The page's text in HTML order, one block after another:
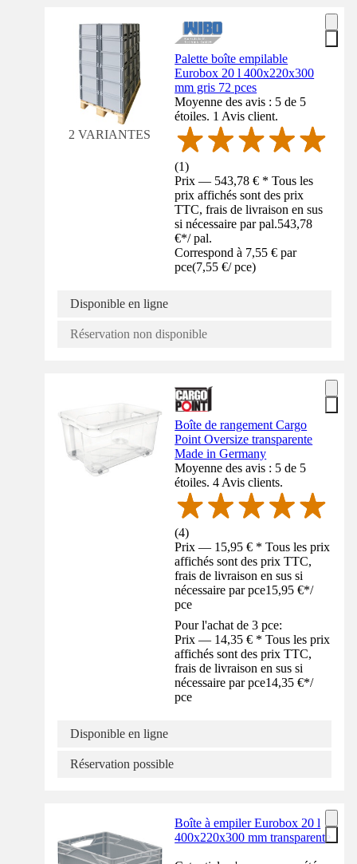
2 VARIANTES
Palette boîte empilable
Eurobox 20 l 400x220x300
mm gris 72 pces
Moyenne des avis : 5 de 5
étoiles. 1 Avis client.
(1)
Prix — 543,78 € * Tous les
prix affichés sont des prix
TTC, frais de livraison en sus
si nécessaire par pal.543,78
€*/ pal.
Correspond à 7,55 € par
pce(7,55 €/ pce)
Disponible en ligne
Réservation non disponible
Boîte de rangement Cargo
Point Oversize transparente
Made in Germany
Moyenne des avis : 5 de 5
étoiles. 4 Avis clients.
(4)
Prix — 15,95 € * Tous les prix
affichés sont des prix TTC,
frais de livraison en sus si
nécessaire par pce15,95 €*/
pce
Pour l'achat de 3 pce:
Prix — 14,35 € * Tous les prix
affichés sont des prix TTC,
frais de livraison en sus si
nécessaire par pce14,35 €*/
pce
Disponible en ligne
Réservation possible
Boîte à empiler Eurobox 20 l
400x220x300 mm transparente